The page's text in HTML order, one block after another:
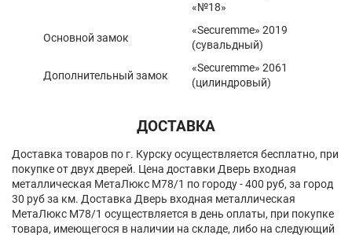
«№18»
Основной замок
«Securemme» 2019
(сувальдный)
Дополнительный замок
«Securemme» 2061
(цилиндровый)
ДОСТАВКА
Доставка товаров по г. Курску осуществляется бесплатно, при
покупке от двух дверей. Цена доставки Дверь входная
металлическая МетаЛюкс М78/1 по городу - 400 руб, за город
30 руб за км. Доставка Дверь входная металлическая
МетаЛюкс М78/1 осуществляется в день оплаты, при покупке
товара, имеющегося в наличии на складе, либо на следующий